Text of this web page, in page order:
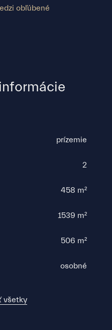
obľúbené
prízemie
2
458 m²
1539 m²
506 m²
osobné
všetky